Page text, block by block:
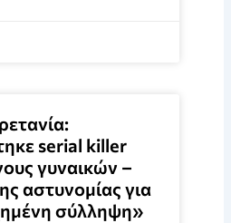
serial killer
γυναικών –
αστυνομίας για
σύλληψη»